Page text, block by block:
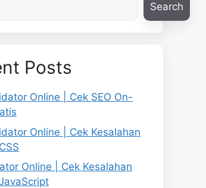
Search
Posts
Online | Cek SEO On-
Online | Cek Kesalahan
Online | Cek Kesalahan